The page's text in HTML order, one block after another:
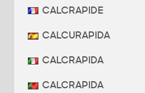
CALCRAPIDE
CALCURAPIDA
CALCRAPIDA
CALCRAPIDA